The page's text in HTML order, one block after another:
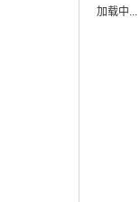
加载中...